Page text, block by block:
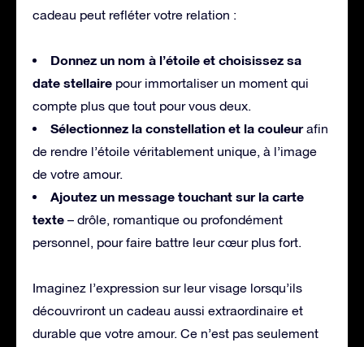
cadeau peut refléter votre relation :
Donnez un nom à l’étoile et choisissez sa
date stellaire pour immortaliser un moment qui
compte plus que tout pour vous deux.
Sélectionnez la constellation et la couleurafin
de rendre l’étoile véritablement unique, à l’image
de votre amour.
Ajoutez un message touchant sur la carte
texte – drôle, romantique ou profondément
personnel, pour faire battre leur cœur plus fort.
Imaginez l’expression sur leur visage lorsqu’ils
découvriront un cadeau aussi extraordinaire et
durable que votre amour. Ce n’est pas seulement